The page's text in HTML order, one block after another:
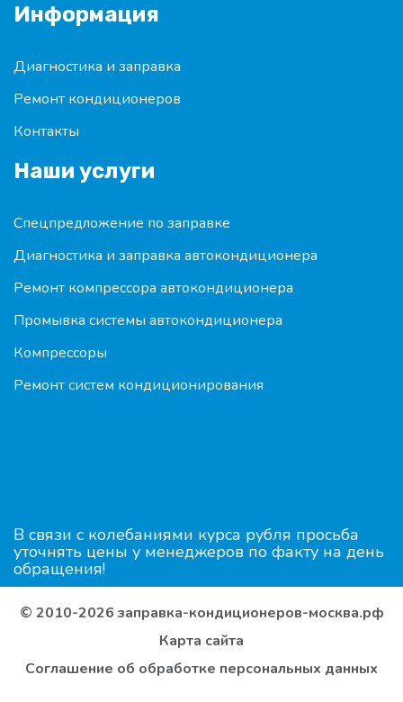
Информация
Диагностика и заправка
Ремонт кондиционеров
Контакты
Наши услуги
Спецпредложение по заправке
Диагностика и заправка автокондиционера
Ремонт компрессора автокондиционера
Промывка системы автокондиционера
Компрессоры
Ремонт систем кондиционирования
В связи с колебаниями курса рубля просьба
уточнять цены у менеджеров по факту на день
обращения!
© 2010-2026 заправка-кондиционеров-москва.рф
Карта сайта
Соглашение об обработке персональных данных